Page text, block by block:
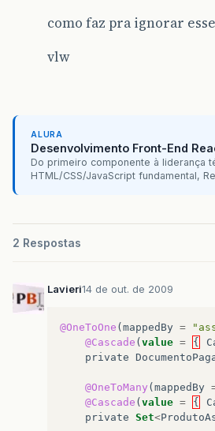
como faz pra ignorar
vlw
ALURA
Desenvolvimento Front-End
Do primeiro componente à liderança
HTML/CSS/JavaScript fundamental,
2 Respostas
Lavieri14 de out. de 2009
@OneToOne (mappedBy =
@Cascade (value = {
private
@OneToMany (mappedBy
@Cascade (value = {
private Set<